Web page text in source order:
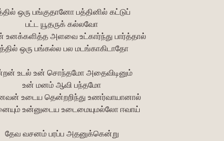
ஒரு பங்குதானோ பத்தினில் கட்டுப்
பட்ட யூதருக் கல்லவோ
அளவை உட்கார்ந்து பார்த்தால்
ஒரு பங்கல்ல பல மடங்காகிடாதோ
உடல் உன் சொந்தமோ அதைவிடினும்
உன் மனம் ஆவி பந்தமோ
உடைய தென்றறிந்து உணர்வாயானால்
உன்னுடைய உடைமையுமல்லோ ஈவாய்
தேவ வசனம் பரப்ப அதனுக்கென்று